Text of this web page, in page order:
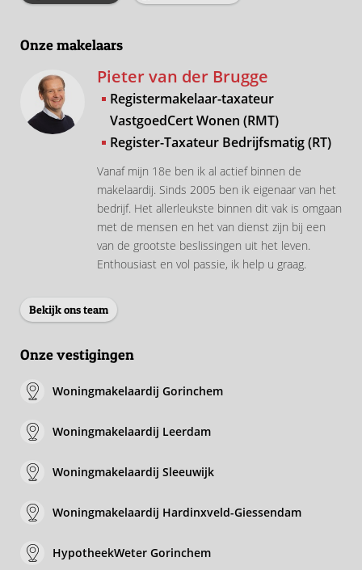
Onze makelaars
Pieter van der Brugge
Registermakelaar-taxateur
VastgoedCert Wonen (RMT)
Register-Taxateur Bedrijfsmatig (RT)
Vanaf mijn 18e ben ik al actief binnen de
makelaardij. Sinds 2005 ben ik eigenaar van het
bedrijf. Het allerleukste binnen dit vak is omgaan
met de mensen en het van dienst zijn bij een
van de grootste beslissingen uit het leven.
Enthousiast en vol passie, ik help u graag.
Bekijk ons team
Onze vestigingen
Woningmakelaardij Gorinchem
Woningmakelaardij Leerdam
Woningmakelaardij Sleeuwijk
Woningmakelaardij Hardinxveld-Giessendam
HypotheekWeter Gorinchem